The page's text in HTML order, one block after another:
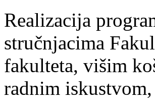
Realizacija
stručnjacima
fakulteta, višim
radnim